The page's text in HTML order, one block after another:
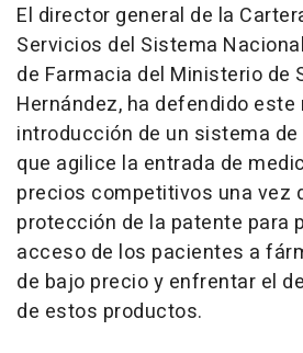
El director general de la
Servicios del Sistema
de Farmacia del Ministerio de
Hernández, ha defendido
introducción de un sistema
que agilice la entrada de
precios competitivos una vez
protección de la patente para
acceso de los pacientes a
de bajo precio y enfrentar el
de estos productos.